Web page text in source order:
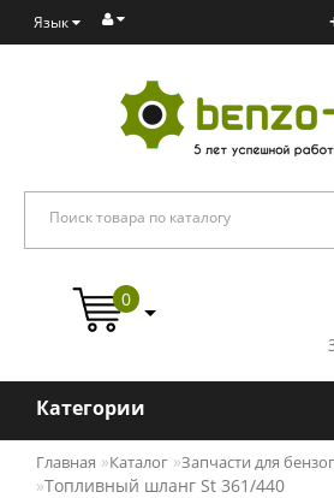
Язык
0
Категории
Главная Каталог Запчасти для
Топливный шланг St 361/440